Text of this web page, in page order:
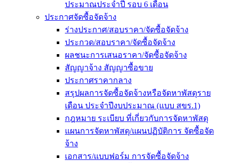
ประมาณประจำปี รอบ 6 เดือน
ประกาศจัดซื้อจัดจ้าง
ร่างประกาศ/สอบราคา/จัดซื้อจัดจ้าง
ประกวด/สอบราคา/จัดซื้อจัดจ้าง
ผลชนะการเสนอราคา/จัดซื้อจัดจ้าง
สัญญาจ้าง สัญญาซื้อขาย
ประกาศราคากลาง
สรุปผลการจัดซื้อจัดจ้างหรือจัดหาพัสดุราย
เดือน ประจำปีงบประมาณ (แบบ สขร.1)
กฎหมาย ระเบียบ ที่เกี่ยวกับการจัดหาพัสดุ
แผนการจัดหาพัสดุ/แผนปฏิบัติการ จัดซื้อจัด
จ้าง
เอกสาร/แบบฟอร์ม การจัดซื้อจัดจ้าง